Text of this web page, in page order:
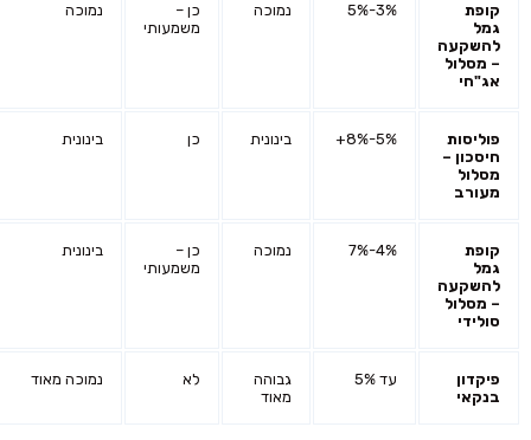
קופת
גמל
להשקעה
– מסלול
אג"חי
3%-5% נמוכה
כן –
משמעותי
נמוכה
פוליסות
חיסכון –
מסלול
מעורב
5%-8%+ בינונית כן בינונית
קופת
גמל
להשקעה
– מסלול
סולידי
4%-7% נמוכה
כן –
משמעותי
בינונית
פיקדון
בנקאי
עד 5%
גבוהה
מאוד
לא נמוכה מאוד